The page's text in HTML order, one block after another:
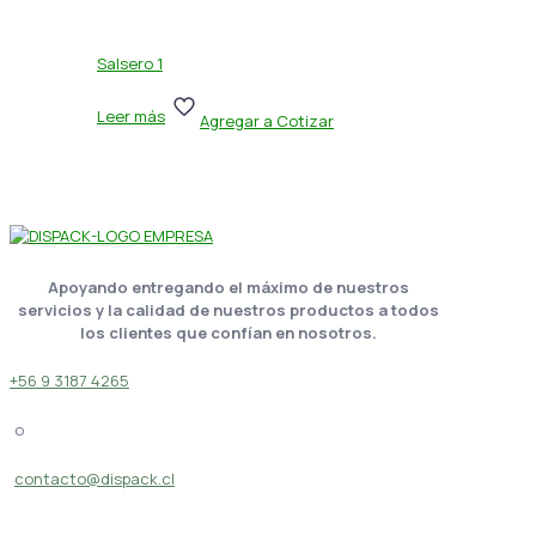
Salsero 1
Leer más Agregar a Cotizar
Apoyando entregando el máximo de nuestros
servicios y la calidad de nuestros productos a todos
los clientes que confían en nosotros.
+56 9 3187 4265
o
contacto@dispack.cl